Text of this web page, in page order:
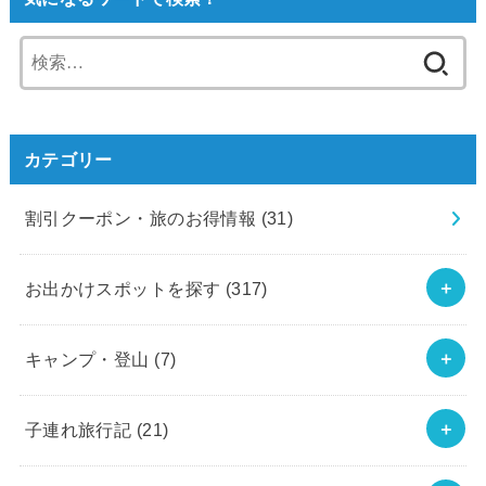
索:
カテゴリー
割引クーポン・旅のお得情報 (31)
お出かけスポットを探す (317)
キャンプ・登山 (7)
子連れ旅行記 (21)